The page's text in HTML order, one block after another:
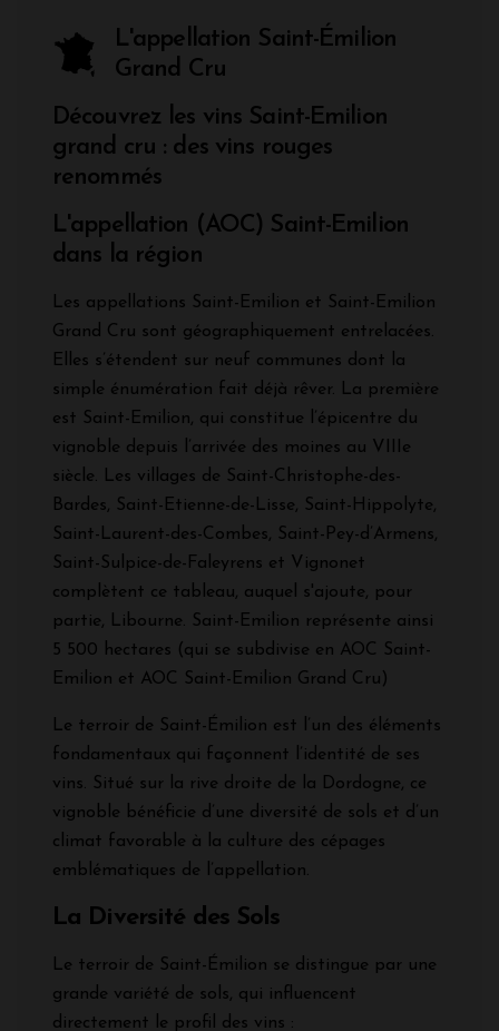
L'appellation Saint-Émilion
Grand Cru
Découvrez les vins Saint-Emilion
grand cru : des vins rouges
renommés
L'appellation (AOC) Saint-Emilion
dans la région
Les appellations Saint-Emilion et Saint-Emilion
Grand Cru sont géographiquement entrelacées.
Elles s’étendent sur neuf communes dont la
simple énumération fait déjà rêver. La première
est Saint-Emilion, qui constitue l’épicentre du
vignoble depuis l’arrivée des moines au VIIIe
siècle. Les villages de Saint-Christophe-des-
Bardes, Saint-Etienne-de-Lisse, Saint-Hippolyte,
Saint-Laurent-des-Combes, Saint-Pey-d’Armens,
Saint-Sulpice-de-Faleyrens et Vignonet
complètent ce tableau, auquel s'ajoute, pour
partie, Libourne. Saint-Emilion représente ainsi
5 500 hectares (qui se subdivise en AOC Saint-
Emilion et AOC Saint-Emilion Grand Cru)
Le terroir de Saint-Émilion est l’un des éléments
fondamentaux qui façonnent l’identité de ses
vins. Situé sur la rive droite de la Dordogne, ce
vignoble bénéficie d’une diversité de sols et d’un
climat favorable à la culture des cépages
emblématiques de l’appellation.
La Diversité des Sols
Le terroir de Saint-Émilion se distingue par une
grande variété de sols, qui influencent
directement le profil des vins :